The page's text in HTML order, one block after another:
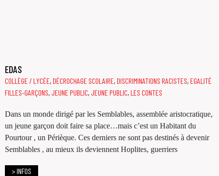
EDAS
COLLÈGE / LYCÉE, DÉCROCHAGE SCOLAIRE, DISCRIMINATIONS RACISTES, EGALITÉ
FILLES-GARÇONS, JEUNE PUBLIC, JEUNE PUBLIC, LES CONTES
Dans un monde dirigé par les Semblables, assemblée aristocratique,
un jeune garçon doit faire sa place…mais c’est un Habitant du
Pourtour , un Périèque. Ces derniers ne sont pas destinés à devenir
Semblables , au mieux ils deviennent Hoplites, guerriers
> INFOS